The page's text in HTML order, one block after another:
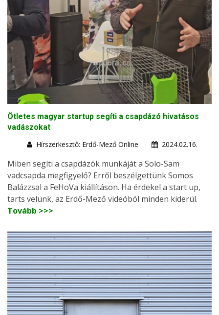
Ötletes magyar startup segíti a csapdázó hivatásos
vadászokat
Hírszerkesztő: Erdő-Mező Online
2024.02.16.
Miben segíti a csapdázók munkáját a Solo-Sam
vadcsapda megfigyelő? Erről beszélgettünk Somos
Balázzsal a FeHoVa kiállításon. Ha érdekel a start up,
tarts velünk, az Erdő-Mező videóból minden kiderül.
Tovább >>>